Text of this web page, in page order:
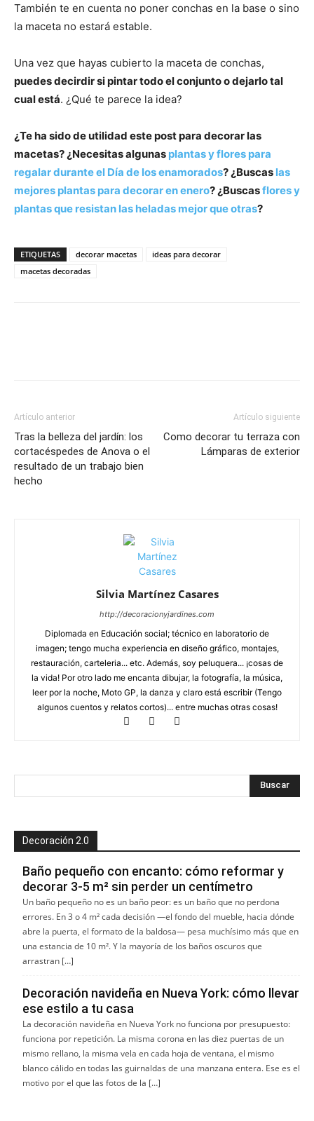
También te en cuenta no poner conchas en la base o sino
la maceta no estará estable.
Una vez que hayas cubierto la maceta de conchas,
puedes decirdir si pintar todo el conjunto o dejarlo tal
cual está. ¿Qué te parece la idea?
¿Te ha sido de utilidad este post para decorar las
macetas? ¿Necesitas algunas plantas y flores para
regalar durante el Día de los enamorados? ¿Buscas las
mejores plantas para decorar en enero? ¿Buscasflores y
plantas que resistan las heladas mejor que otras?
ETIQUETAS decorar macetas
ideas para decorar
macetas decoradas
Artículo anterior
Tras la belleza del jardín: los
cortacéspedes de Anova o el
resultado de un trabajo bien
hecho
Artículo siguiente
Como decorar tu terraza con
Lámparas de exterior
Silvia Martínez Casares
http://decoracionyjardines.com
Diplomada en Educación social; técnico en laboratorio de
imagen; tengo mucha experiencia en diseño gráfico, montajes,
restauración, carteleria... etc. Además, soy peluquera... ¡cosas de
la vida! Por otro lado me encanta dibujar, la fotografía, la música,
leer por la noche, Moto GP, la danza y claro está escribir (Tengo
algunos cuentos y relatos cortos)... entre muchas otras cosas!
Decoración 2.0
Baño pequeño con encanto: cómo reformar y
decorar 3-5 m² sin perder un centímetro
Un baño pequeño no es un baño peor: es un baño que no perdona
errores. En 3 o 4 m² cada decisión —el fondo del mueble, hacia dónde
abre la puerta, el formato de la baldosa— pesa muchísimo más que en
una estancia de 10 m². Y la mayoría de los baños oscuros que
arrastran […]
Decoración navideña en Nueva York: cómo llevar
ese estilo a tu casa
La decoración navideña en Nueva York no funciona por presupuesto:
funciona por repetición. La misma corona en las diez puertas de un
mismo rellano, la misma vela en cada hoja de ventana, el mismo
blanco cálido en todas las guirnaldas de una manzana entera. Ese es el
motivo por el que las fotos de la […]